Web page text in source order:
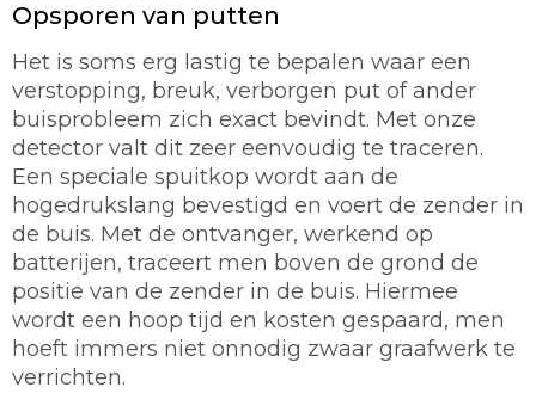
Opsporen van putten
Het is soms erg lastig te bepalen waar een
verstopping, breuk, verborgen put of ander
buisprobleem zich exact bevindt. Met onze
detector valt dit zeer eenvoudig te traceren.
Een speciale spuitkop wordt aan de
hogedrukslang bevestigd en voert de zender in
de buis. Met de ontvanger, werkend op
batterijen, traceert men boven de grond de
positie van de zender in de buis. Hiermee
wordt een hoop tijd en kosten gespaard, men
hoeft immers niet onnodig zwaar graafwerk te
verrichten.